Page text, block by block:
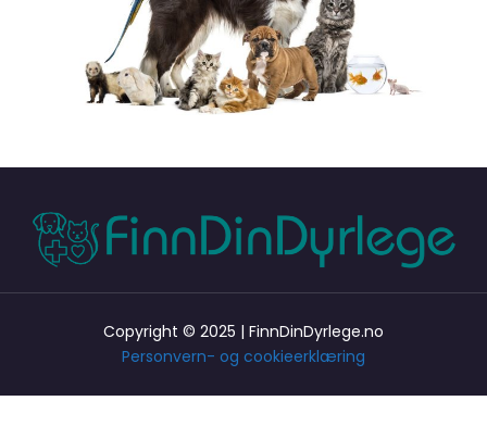
Copyright © 2025 | FinnDinDyrlege.no
Personvern- og cookieerklæring